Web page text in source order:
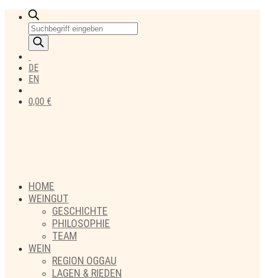
Products
search
DE
EN
0,00 €
HOME
WEINGUT
GESCHICHTE
PHILOSOPHIE
TEAM
WEIN
REGION OGGAU
LAGEN & RIEDEN